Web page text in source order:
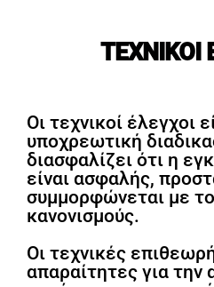
ΤΕΧΝΙΚΟΙ
Οι τεχνικοί έλεγχοι
υποχρεωτική
διασφαλίζει ότι η
είναι ασφαλής,
συμμορφώνεται με
κανονισμούς.
Οι τεχνικές
απαραίτητες για την